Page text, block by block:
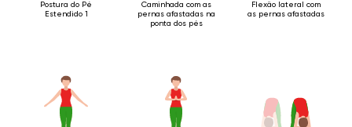
Postura do Pé
Estendido 1
Caminhada com as
pernas afastadas na
ponta dos pés
Flexão lateral com
as pernas afastadas